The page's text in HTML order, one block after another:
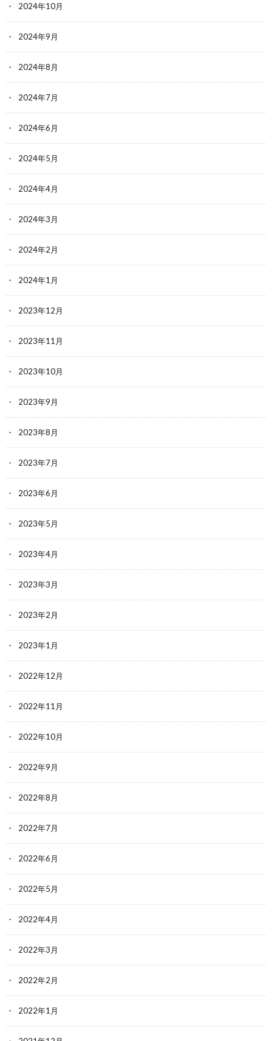
2024年10月
2024年9月
2024年8月
2024年7月
2024年6月
2024年5月
2024年4月
2024年3月
2024年2月
2024年1月
2023年12月
2023年11月
2023年10月
2023年9月
2023年8月
2023年7月
2023年6月
2023年5月
2023年4月
2023年3月
2023年2月
2023年1月
2022年12月
2022年11月
2022年10月
2022年9月
2022年8月
2022年7月
2022年6月
2022年5月
2022年4月
2022年3月
2022年2月
2022年1月